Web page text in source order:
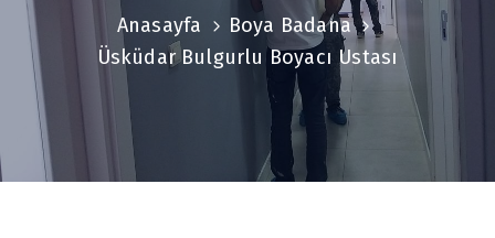
Anasayfa
Boya Badana
Üsküdar Bulgurlu Boyacı Ustası